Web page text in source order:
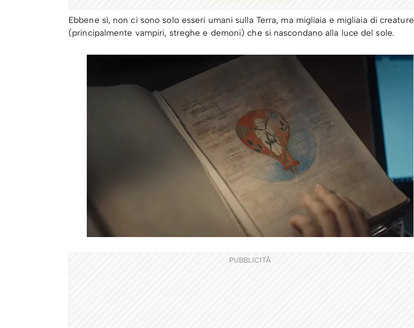
Ebbene sì, non ci sono solo esseri umani sulla Terra, ma migliaia e migliaia di creature
(principalmente vampiri, streghe e demoni) che si nascondano alla luce del sole.
PUBBLICITÀ